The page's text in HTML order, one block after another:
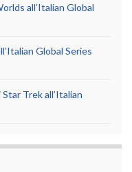
all’Italian Global
Global Series
Trek all’Italian